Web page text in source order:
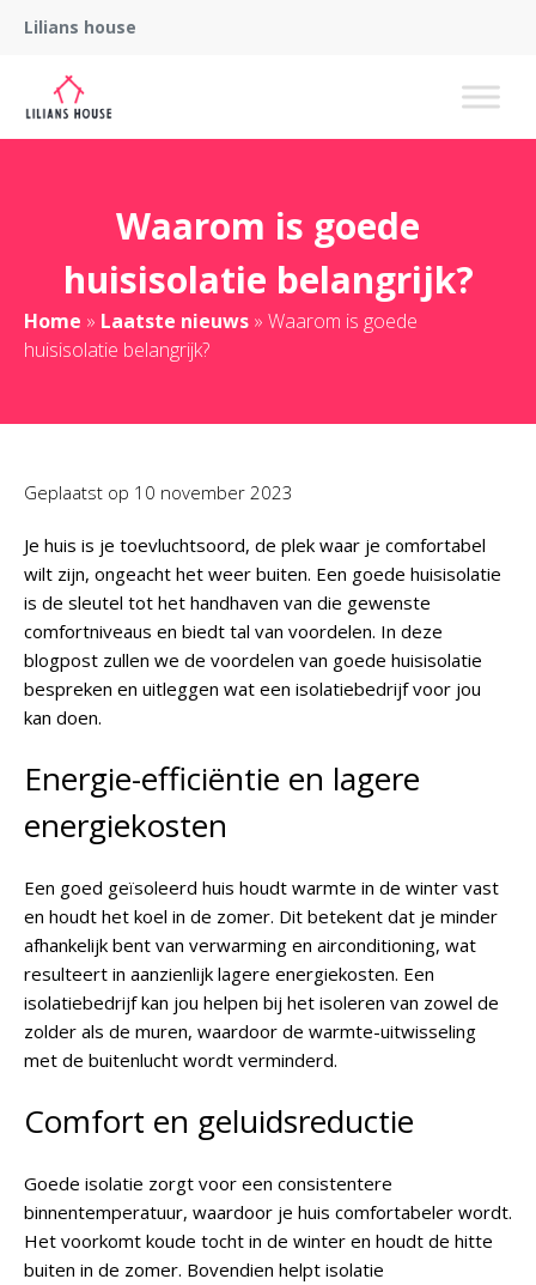
Lilians house
Waarom is goede
huisisolatie belangrijk?
Home » Laatste nieuws » Waarom is goede
huisisolatie belangrijk?
Geplaatst op 10 november 2023
Je huis is je toevluchtsoord, de plek waar je comfortabel
wilt zijn, ongeacht het weer buiten. Een goede huisisolatie
is de sleutel tot het handhaven van die gewenste
comfortniveaus en biedt tal van voordelen. In deze
blogpost zullen we de voordelen van goede huisisolatie
bespreken en uitleggen wat een isolatiebedrijf voor jou
kan doen.
Energie-efficiëntie en lagere
energiekosten
Een goed geïsoleerd huis houdt warmte in de winter vast
en houdt het koel in de zomer. Dit betekent dat je minder
afhankelijk bent van verwarming en airconditioning, wat
resulteert in aanzienlijk lagere energiekosten. Een
isolatiebedrijf kan jou helpen bij het isoleren van zowel de
zolder als de muren, waardoor de warmte-uitwisseling
met de buitenlucht wordt verminderd.
Comfort en geluidsreductie
Goede isolatie zorgt voor een consistentere
binnentemperatuur, waardoor je huis comfortabeler wordt.
Het voorkomt koude tocht in de winter en houdt de hitte
buiten in de zomer. Bovendien helpt isolatie